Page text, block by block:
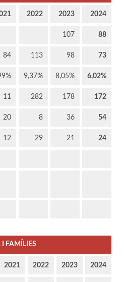
2022 2023 2024
107 88
84 113 98 73
9,37% 8,05% 6,02%
11 282 178 172
20 8 36 54
12 29 21 24
I FAMÍLIES
2021 2022 2023 2024